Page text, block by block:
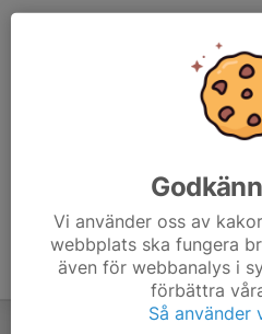
Vi använder oss av
webbplats ska fungera
även för webbanalys i
förbättra
Så använder